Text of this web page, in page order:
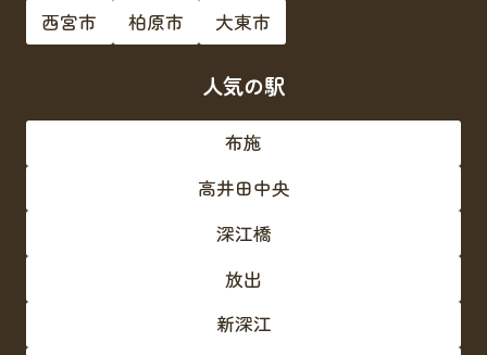
西宮市
柏原市 大東市
人気の駅
布施
高井田中央
深江橋
放出
新深江